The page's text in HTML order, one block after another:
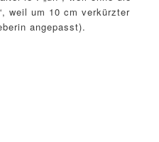
weil um 10 cm verkürzter
angepasst).